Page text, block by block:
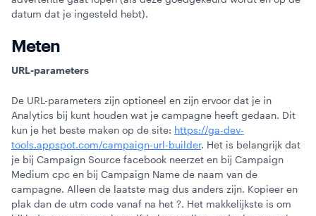
datum dat je ingesteld hebt).
Meten
URL-parameters
De URL-parameters zijn optioneel en zijn ervoor dat je in
Analytics bij kunt houden wat je campagne heeft gedaan. Dit
kun je het beste maken op de site: https://ga-dev-
tools.appspot.com/campaign-url-builder. Het is belangrijk dat
je bij Campaign Source facebook neerzet en bij Campaign
Medium cpc en bij Campaign Name de naam van de
campagne. Alleen de laatste mag dus anders zijn. Kopieer en
plak dan de utm code vanaf na het ?. Het makkelijkste is om